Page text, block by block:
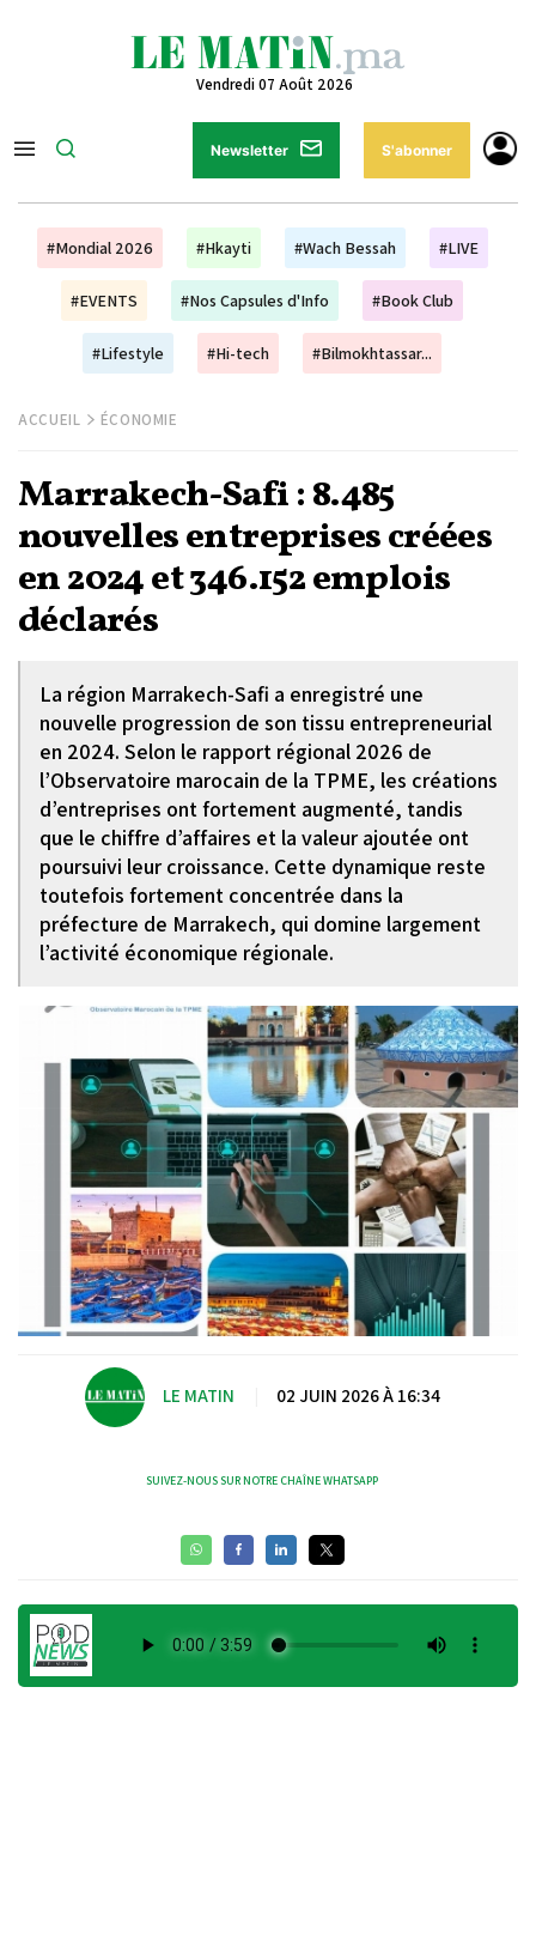
Vendredi 07 Août 2026
Newsletter S'abonner
#Mondial 2026 #Hkayti #Wach Bessah #LIVE
#EVENTS #Nos Capsules d'Info #Book Club
#Lifestyle #Hi-tech #Bilmokhtassar...
ACCUEIL ÉCONOMIE
Marrakech-Safi : 8.485
nouvelles entreprises créées
en 2024 et 346.152 emplois
déclarés
La région Marrakech-Safi a enregistré une
nouvelle progression de son tissu entrepreneurial
en 2024. Selon le rapport régional 2026 de
l’Observatoire marocain de la TPME, les créations
d’entreprises ont fortement augmenté, tandis
que le chiffre d’affaires et la valeur ajoutée ont
poursuivi leur croissance. Cette dynamique reste
toutefois fortement concentrée dans la
préfecture de Marrakech, qui domine largement
l’activité économique régionale.
LE MATIN 02 JUIN 2026 À 16:34
SUIVEZ-NOUS SUR NOTRE CHAÎNE WHATSAPP